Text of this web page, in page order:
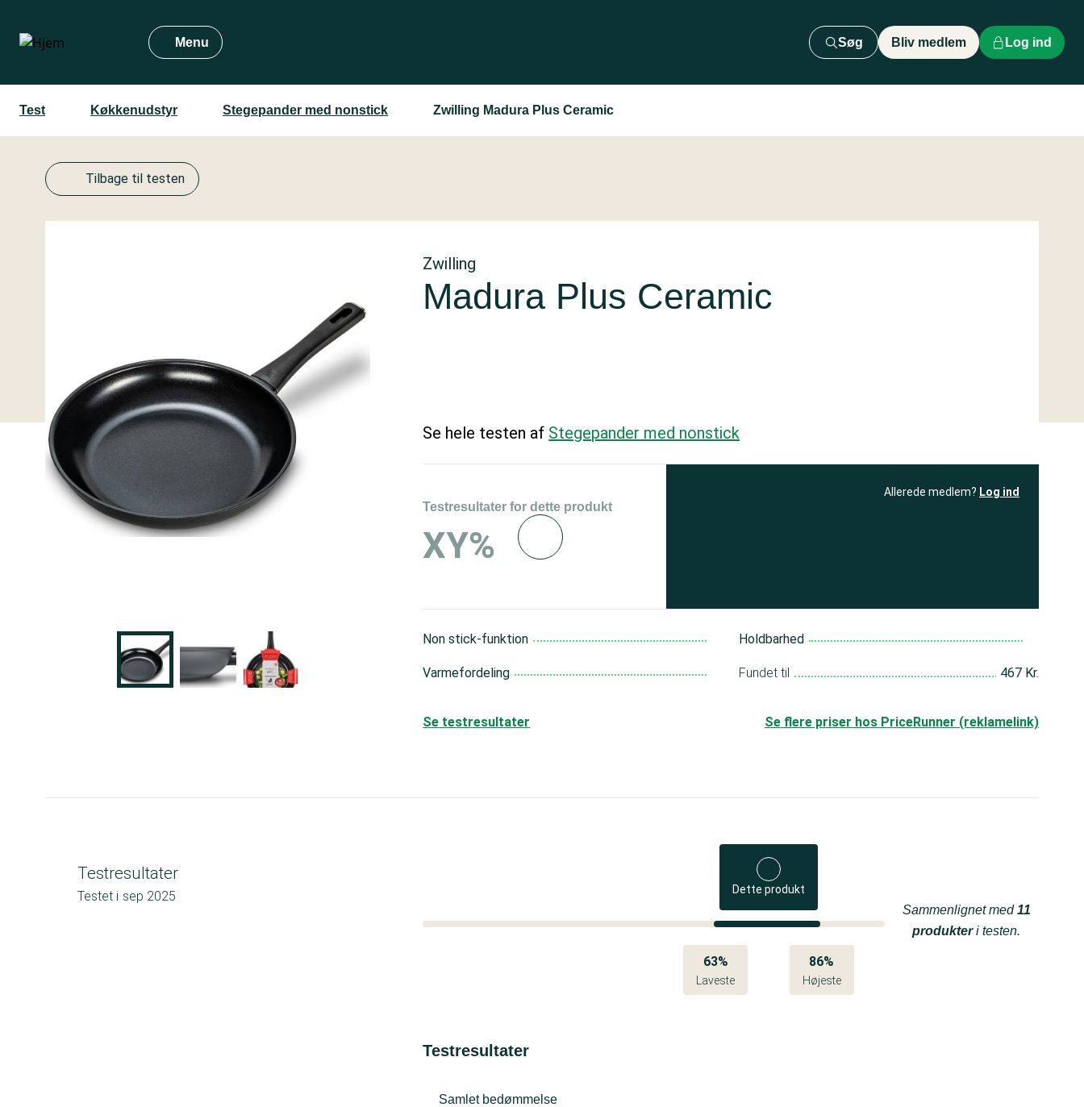
hovedindhold
Menu Søg Bliv medlem Log ind
Test Køkkenudstyr Stegepander med nonstick Zwilling Madura Plus Ceramic
Tilbage til testen
Zwilling
Madura Plus Ceramic
Se hele testen af Stegepander med nonstick
Testresultater for dette produkt
XY%
Allerede medlem? Log ind
Non stick-funktion
Varmefordeling
Holdbarhed
Fundet til 467 Kr.
Se flere priser hos PriceRunner (reklamelink)
Se testresultater
Testresultater
Testet i sep 2025 Dette produkt
63%
Laveste
86%
Højeste
Sammenlignet med11
produkteri testen.
Testresultater
Samlet bedømmelse